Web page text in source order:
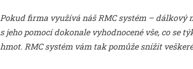
Pokud firma využívá náš RMC systém –
s jeho pomocí dokonale vyhodnocené vše, co se
hmot. RMC systém vám tak pomůže snížit